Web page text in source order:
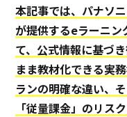
オンライン試験対応
常時最新版
多言語対応
家族管理
本記事では、パナソ
が提供するeラーニン
て、公式情報に基づ
まま教材化できる実
ランの明確な違い、
「従量課金」のリス